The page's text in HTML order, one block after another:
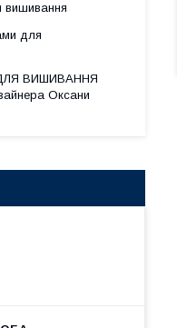
вишивання
для
ВИШИВАННЯ
Оксани